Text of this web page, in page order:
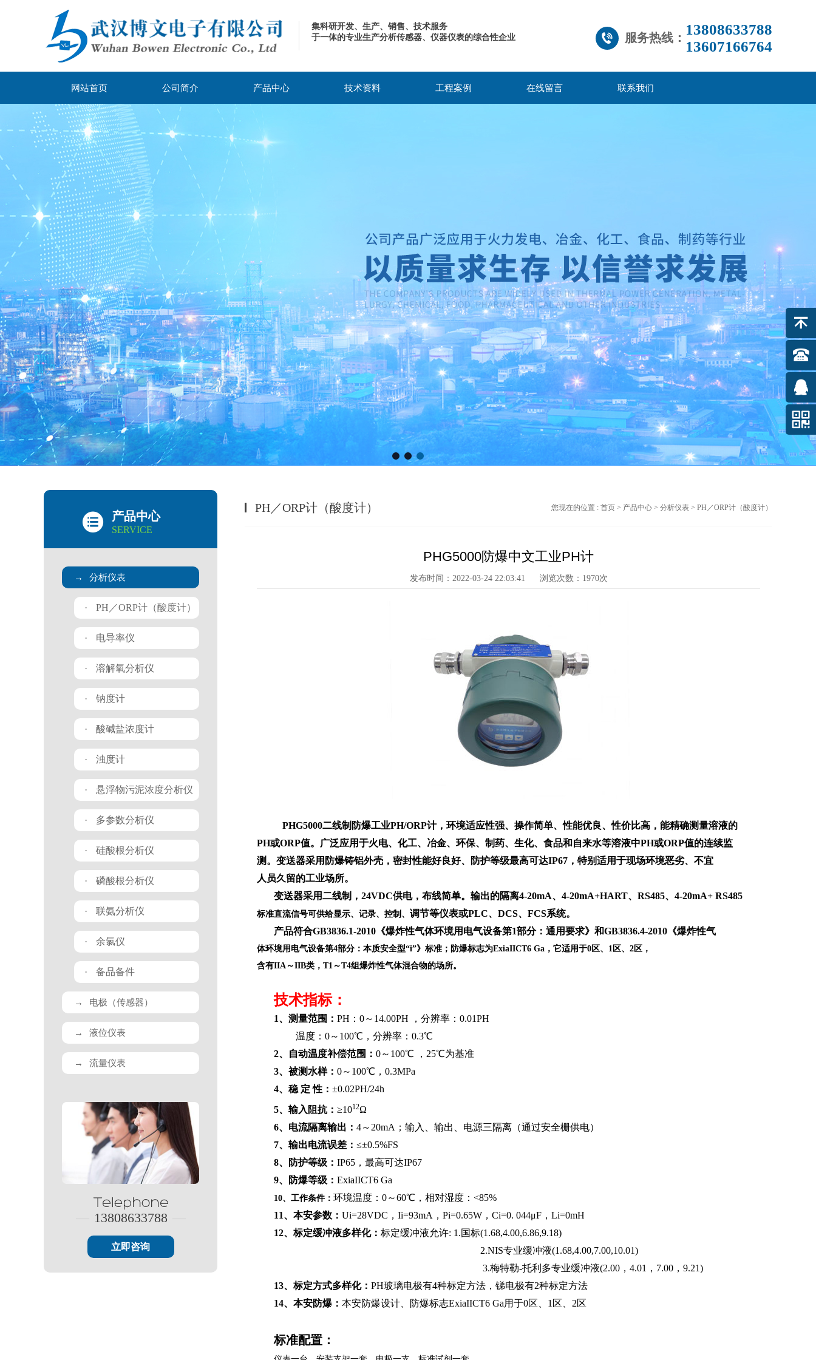
集科研开发、生产、销售、技术服务
于一体的专业生产分析传感器、仪器仪表的综合性企业
服务热线： 13808633788
13607166764
网站首页 公司简介 产品中心 技术资料 工程案例 在线留言 联系我们
产品中心
SERVICE
→ 分析仪表
· PH／ORP计（酸度计）
· 电导率仪
· 溶解氧分析仪
· 钠度计
· 酸碱盐浓度计
· 浊度计
· 悬浮物污泥浓度分析仪
· 多参数分析仪
· 硅酸根分析仪
· 磷酸根分析仪
· 联氨分析仪
· 余氯仪
· 备品备件
→ 电极（传感器）
→ 液位仪表
→ 流量仪表
13808633788
立即咨询
PH／ORP计（酸度计） 您现在的位置 : 首页 > 产品中心 > 分析仪表 > PH／ORP计（酸度计）
PHG5000防爆中文工业PH计
发布时间：2022-03-24 22:03:41 浏览次数：1970次
PHG5000二线制防爆工业PH/ORP计，环境适应性强、操作简单、性能优良、性价比高，能精确测量溶液的
PH或ORP值。
广泛应用于火电、化工、冶金、环保、制药、生化、食品和自来水等溶液中PH或ORP值的连续监
测。 变送器采用防爆铸铝外壳，密封性能好良好、防护等级最高可达IP67，特别适用于现场环境恶劣、不宜
人员久留的工业场所。
变送器采用二线制，24VDC供电，布线简单。输出的隔离4-20mA、4-20mA+HART、RS485、4-20mA+ RS485
标准直流信号可供给显示、记录、控制、 调节等仪表或PLC、DCS、FCS系统。
产品符合GB3836.1-2010《爆炸性气体环境用电气设备第1部分： 通用要求》 和GB3836.4-2010《爆炸性气
体环境用电气设备第4部分：本质安全型“i”》标准；防爆标志为ExiaIICT6 Ga，它适用于0区、1区、2区，
含有IIA～IIB类， T1～T4组爆炸性气体混合物的场所。
技术指标：
1、测量范围： PH：0～14.00PH ，分辨率：0.01PH
温度：0～100℃，分辨率：0.3℃
2、
自动温度补偿范围 ： 0～100℃
，25℃为基准
3、 被测水样： 0～100℃ ， 0.3MPa
4、 稳 定 性： ±0.02PH/24h
5、输入阻抗： ≥1012Ω
6、 电流隔离输出 ： 4～20mA ；输入、输出、电源三隔离（通过安全栅供电）
7、输出电流误差： ≤±0.5%FS
8、防护等级： IP65，最高可达IP67
9、
防爆等级： ExiaIICT6 Ga
10、工作条件： 环境温度：0～60℃，相对湿度：<85%
11、 本安参数： Ui=28VDC，Ii=93mA，Pi=0.65W，Ci=0. 044μF，Li=0mH
12、标定缓冲液多样化： 标定缓冲液允许: 1.国标(1.68,4.00,6.86,9.18)
2.NIS专业缓冲液(1.68,4.00,7.00,10.01)
3.梅特勒-托利多专业缓冲液(2.00，4.01，7.00，9.21)
13、 标定方式多样化： PH玻璃电极有4种标定方法，锑电极有2种标定方法
14、 本安防爆： 本安防爆设计、 防爆标志ExiaIICT6 Ga用于0区、1区、2区
标准配置：